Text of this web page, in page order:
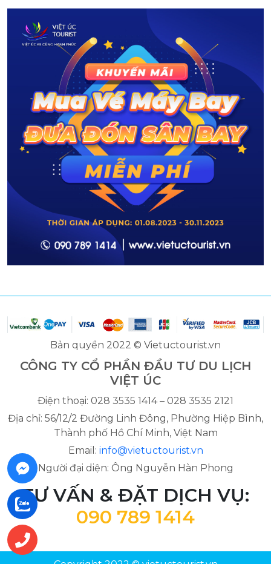
Bản quyền 2022 © Vietuctourist.vn
CÔNG TY CỔ PHẦN ĐẦU TƯ DU LỊCH
VIỆT ÚC
Điện thoại: 028 3535 1414 – 028 3535 2121
Địa chỉ: 56/12/2 Đường Linh Đông, Phường Hiệp Bình,
Thành phố Hồ Chí Minh, Việt Nam
Email: info@vietuctourist.vn
Người đại diện: Ông Nguyễn Hàn Phong
TƯ VẤN & ĐẶT DỊCH VỤ:
090 789 1414